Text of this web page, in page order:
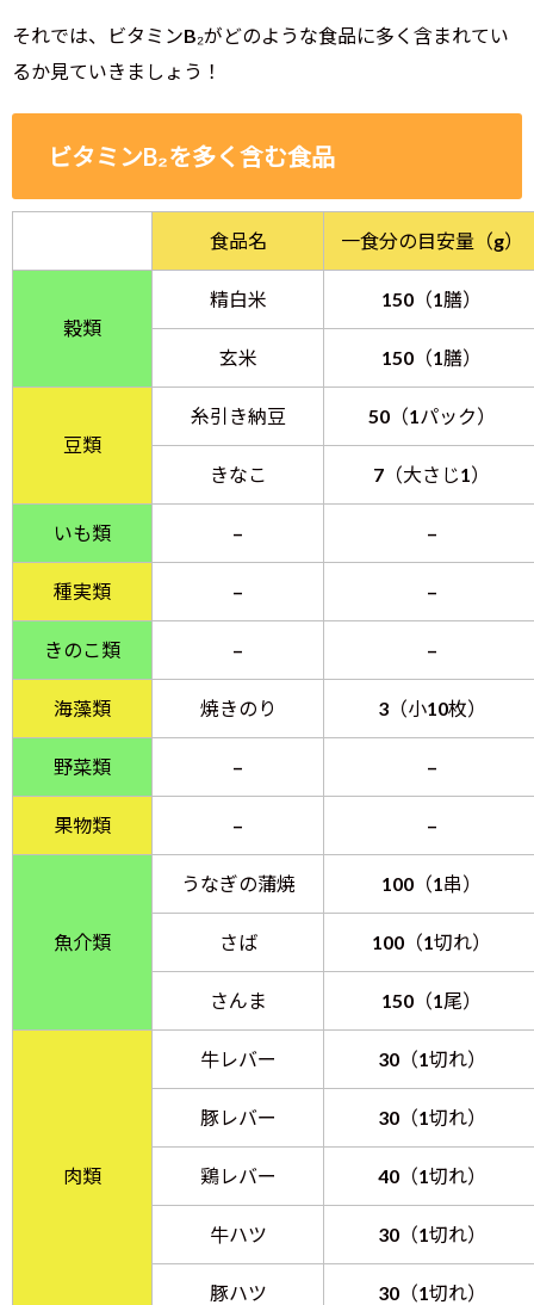
それでは、ビタミンB₂がどのような食品に多く含まれてい
るか見ていきましょう！
ビタミンB₂を多く含む食品
食品名 一食分の目安量（g）
穀類
精白米 150（1膳）
玄米 150（1膳）
豆類
糸引き納豆 50（1パック）
きなこ 7（大さじ1）
いも類 – –
種実類 – –
きのこ類 – –
海藻類 焼きのり 3（小10枚）
野菜類 – –
果物類 – –
魚介類
うなぎの蒲焼 100（1串）
さば 100（1切れ）
さんま 150（1尾）
肉類
牛レバー 30（1切れ）
豚レバー 30（1切れ）
鶏レバー 40（1切れ）
牛ハツ 30（1切れ）
豚ハツ 30（1切れ）